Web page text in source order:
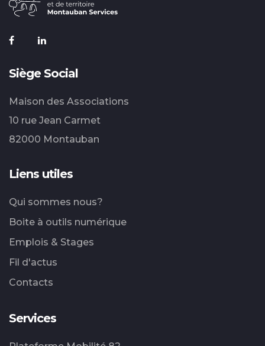
Siège Social
Maison des Associations
10 rue Jean Carmet
82000 Montauban
Liens utiles
Qui sommes nous?
Boite à outils numérique
Emplois & Stages
Fil d'actus
Contacts
Services